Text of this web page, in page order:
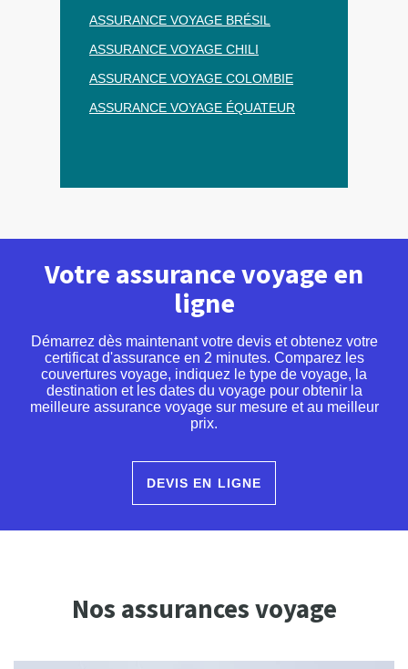
ASSURANCE VOYAGE BRÉSIL
ASSURANCE VOYAGE CHILI
ASSURANCE VOYAGE COLOMBIE
ASSURANCE VOYAGE ÉQUATEUR
Votre assurance voyage en
ligne
Démarrez dès maintenant votre devis et obtenez votre
certificat d'assurance en 2 minutes. Comparez les
couvertures voyage, indiquez le type de voyage, la
destination et les dates du voyage pour obtenir la
meilleure assurance voyage sur mesure et au meilleur
prix.
DEVIS EN LIGNE
Nos assurances voyage